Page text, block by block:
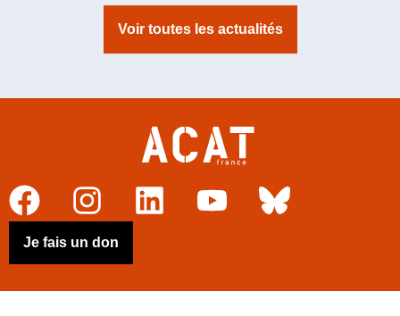
Voir toutes les actualités
Je fais un don